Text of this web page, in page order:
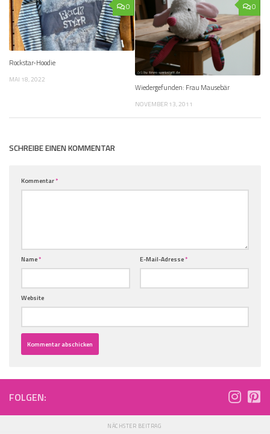
0
Rockstar-Hoodie
MAI 18, 2022
0
Wiedergefunden: Frau Mausebär
NOVEMBER 13, 2011
SCHREIBE EINEN KOMMENTAR
Kommentar*
Name* E-Mail-Adresse*
Website
FOLGEN:
NÄCHSTER BEITRAG